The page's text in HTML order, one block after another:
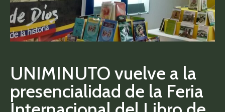
UNIMINUTO vuelve a la
presencialidad de la Feria